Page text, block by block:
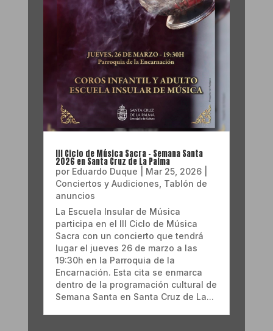
III Ciclo de Música Sacra – Semana Santa
2026 en Santa Cruz de La Palma
por Eduardo Duque Mar 25, 2026|
Conciertos y Audiciones Tablón de
anuncios
La Escuela Insular de Música
participa en el III Ciclo de Música
Sacra con un concierto que tendrá
lugar el jueves 26 de marzo a las
19:30h en la Parroquia de la
Encarnación. Esta cita se enmarca
dentro de la programación cultural de
Semana Santa en Santa Cruz de La...